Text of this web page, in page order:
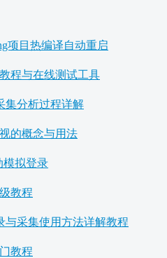
项目热编译自动重启
程与在线测试工具
集分析过程详解
的概念与用法
模拟登录
教程
与采集使用方法详解教程
教程